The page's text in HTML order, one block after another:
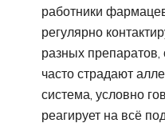
работники
регулярно
разных препаратов,
часто страдают
система, условно
реагирует на всё